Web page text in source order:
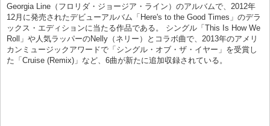
Georgia Line（フロリダ・ジョージア・ライン）のアルバムで、2012年
12月に発売されたデビューアルバム「Here's to the Good Times」のデラ
ックス・エディションに当たる作品である。 シングル「This Is How We
Roll」や人気ラッパーのNelly（ネリー）とコラボ曲で、2013年のアメリ
カンミュージックアワードで「シングル・オブ・ザ・イヤー」を受賞し
た「Cruise (Remix)」など、6曲が新たに追加収録されている。